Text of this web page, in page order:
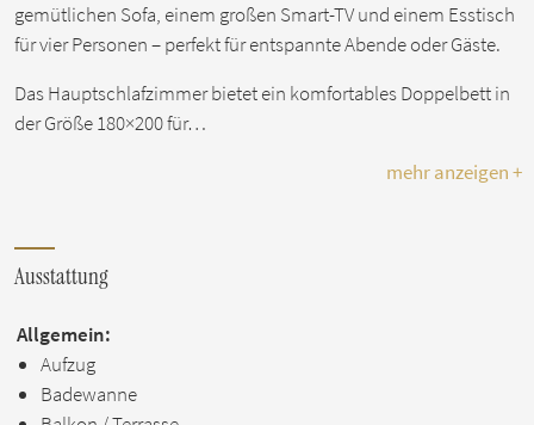
gemütlichen Sofa, einem großen Smart-TV und einem Esstisch
für vier Personen – perfekt für entspannte Abende oder Gäste.
Das Hauptschlafzimmer bietet ein komfortables Doppelbett in
der Größe 180×200 für…
mehr anzeigen +
Ausstattung
Allgemein:
Aufzug
Badewanne